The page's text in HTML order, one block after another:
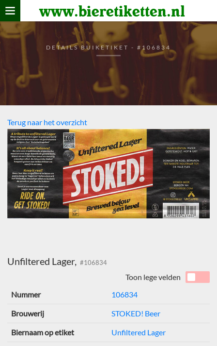
www.bieretiketten.nl
Home
verzamelen
De bierkaart
Bezoekers
DETAILS BUIKETIKET - #106834
Terug naar het overzicht
Unfiltered Lager, #106834
Toon lege velden
Nummer
106834
Brouwerij STOKED! Beer
Biernaam op etiket Unfiltered Lager